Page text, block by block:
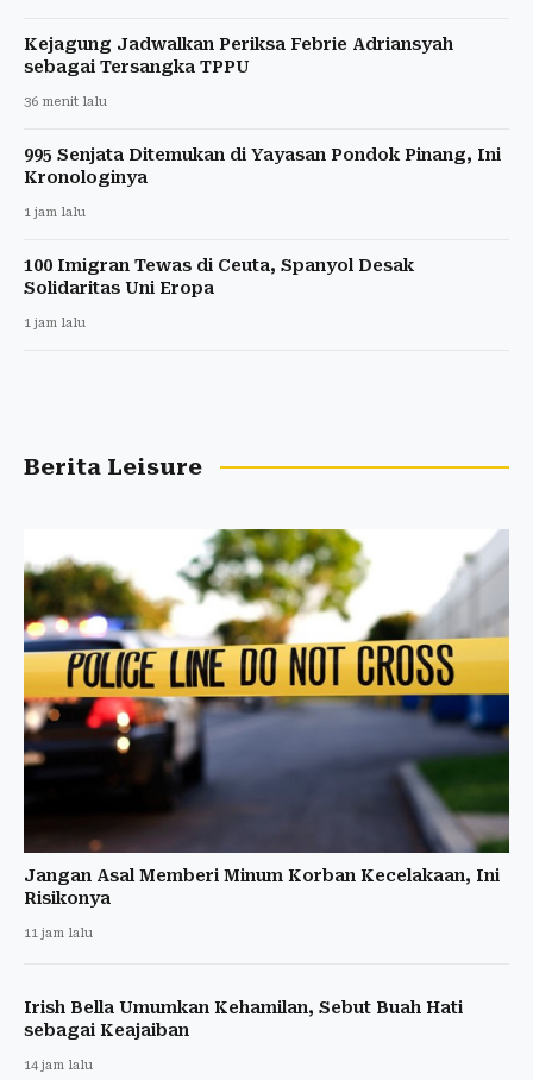
Kejagung Jadwalkan Periksa Febrie Adriansyah
sebagai Tersangka TPPU
36 menit lalu
995 Senjata Ditemukan di Yayasan Pondok Pinang, Ini
Kronologinya
1 jam lalu
100 Imigran Tewas di Ceuta, Spanyol Desak
Solidaritas Uni Eropa
1 jam lalu
Berita Leisure
Jangan Asal Memberi Minum Korban Kecelakaan, Ini
Risikonya
11 jam lalu
Irish Bella Umumkan Kehamilan, Sebut Buah Hati
sebagai Keajaiban
14 jam lalu